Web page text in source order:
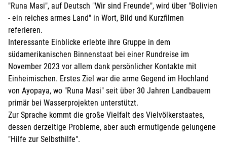
"Runa Masi", auf Deutsch "Wir sind Freunde", wird über "Bolivien
- ein reiches armes Land" in Wort, Bild und Kurzfilmen
referieren.
Interessante Einblicke erlebte ihre Gruppe in dem
südamerikanischen Binnenstaat bei einer Rundreise im
November 2023 vor allem dank persönlicher Kontakte mit
Einheimischen. Erstes Ziel war die arme Gegend im Hochland
von Ayopaya, wo "Runa Masi" seit über 30 Jahren Landbauern
primär bei Wasserprojekten unterstützt.
Zur Sprache kommt die große Vielfalt des Vielvölkerstaates,
dessen derzeitige Probleme, aber auch ermutigende gelungene
"Hilfe zur Selbsthilfe".